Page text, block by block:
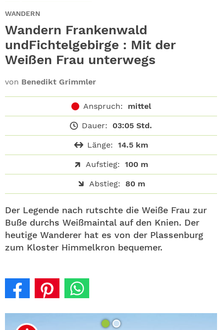
WANDERN
Wandern Frankenwald
undFichtelgebirge : Mit der
Weißen Frau unterwegs
von Benedikt Grimmler
Anspruch: mittel
Dauer: 03:05 Std.
Länge: 14.5 km
Aufstieg: 100 m
Abstieg: 80 m
Der Legende nach rutschte die Weiße Frau zur
Buße durchs Weißmaintal auf den Knien. Der
heutige Wanderer hat es von der Plassenburg
zum Kloster Himmelkron bequemer.
GEWINNEN
NEWSLETTER
ALLE THEMEN